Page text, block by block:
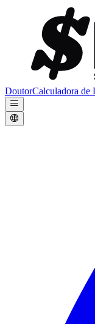
DoutorCalculadora de